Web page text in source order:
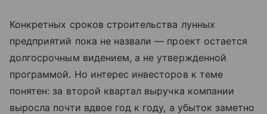
Конкретных сроков строительства лунных
предприятий пока не назвали — проект остается
долгосрочным видением, а не утвержденной
программой. Но интерес инвесторов к теме
понятен: за второй квартал выручка компании
выросла почти вдвое год к году, а убыток заметно